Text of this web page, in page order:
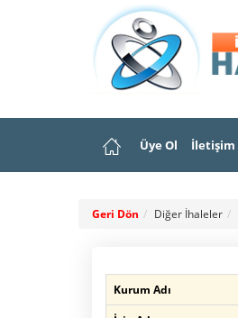
Üye Ol İletişim
Geri Dön Diğer İhaleler
Kurum Adı